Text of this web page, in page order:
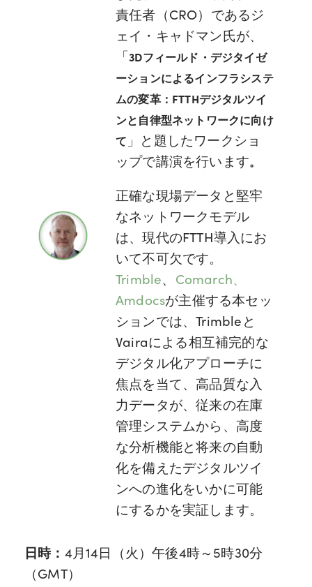
責任者（CRO）であるジ
ェイ・キャドマン氏が、
「3Dフィールド・デジタイゼ
ーションによるインフラシステ
ムの変革：FTTHデジタルツイ
ンと自律型ネットワークに向け
て 」と題したワークショ
ップで講演を行います。
正確な現場データと堅牢
なネットワークモデル
は、現代のFTTH導入にお
いて不可欠です。
Trimble、 Comarch、
Amdocsが主催する本セッ
ションでは、Trimbleと
Vairaによる相互補完的な
デジタル化アプローチに
焦点を当て、高品質な入
力データが、従来の在庫
管理システムから、高度
な分析機能と将来の自動
化を備えたデジタルツイ
ンへの進化をいかに可能
にするかを実証します。
日時： 4月14日（火）午後4時～5時30分
（GMT）